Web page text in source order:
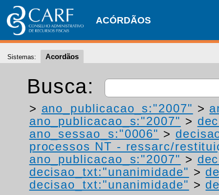
ACÓRDÃOS
Sistemas: Acordãos
Busca:
> ano_publicacao_s:"2007" >
ano_publicacao_s:"2007" >
ano_sessao_s:"0006" >
processos NT - ressarc/
ano_publicacao_s:"2007" >
decisao_txt:"unanimidade" >
decisao_txt:"unanimidade" >